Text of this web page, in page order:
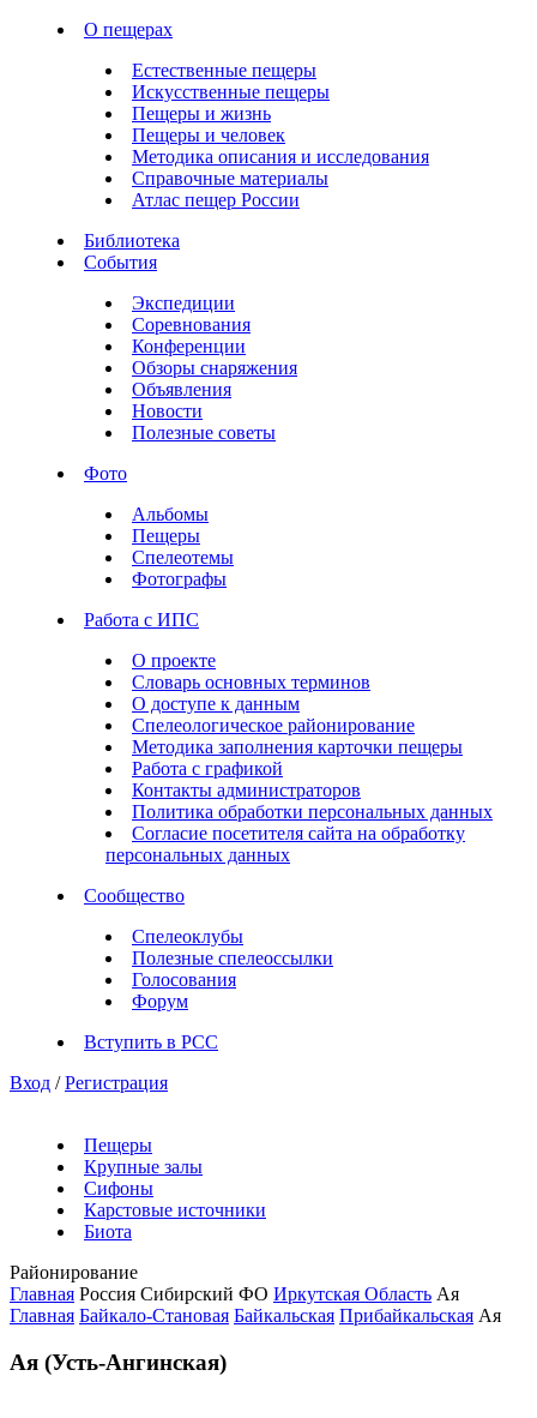
О пещерах
Естественные пещеры
Искусственные пещеры
Пещеры и жизнь
Пещеры и человек
Методика описания и исследования
Справочные материалы
Атлас пещер России
Библиотека
События
Экспедиции
Соревнования
Конференции
Обзоры снаряжения
Объявления
Новости
Полезные советы
Фото
Альбомы
Пещеры
Спелеотемы
Фотографы
Работа с ИПС
О проекте
Словарь основных терминов
О доступе к данным
Спелеологическое районирование
Методика заполнения карточки пещеры
Работа с графикой
Контакты администраторов
Политика обработки персональных данных
Согласие посетителя сайта на обработку
персональных данных
Сообщество
Спелеоклубы
Полезные спелеоссылки
Голосования
Форум
Вступить в РСС
Вход / Регистрация
Пещеры
Крупные залы
Сифоны
Карстовые источники
Биота
Районирование
Главная Россия Сибирский ФО Иркутская Область Ая
Главная Байкало-Становая Байкальская Прибайкальская Ая
Ая (Усть-Ангинская)